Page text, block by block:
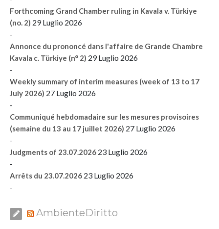
Forthcoming Grand Chamber ruling in Kavala v. Türkiye
(no. 2) 29 Luglio 2026
-
Annonce du prononcé dans l'affaire de Grande Chambre
Kavala c. Türkiye (n° 2) 29 Luglio 2026
-
Weekly summary of interim measures (week of 13 to 17
July 2026) 27 Luglio 2026
-
Communiqué hebdomadaire sur les mesures provisoires
(semaine du 13 au 17 juillet 2026) 27 Luglio 2026
-
Judgments of 23.07.2026 23 Luglio 2026
-
Arrêts du 23.07.2026 23 Luglio 2026
-
AmbienteDiritto